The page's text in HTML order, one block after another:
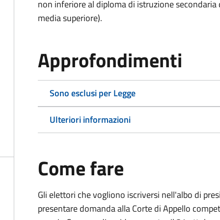
non inferiore al diploma di istruzione
media superiore).
Approfondimenti
Sono esclusi per Legge
Ulteriori informazioni
Come fare
Gli elettori che vogliono iscriversi nell'albo di
presentare domanda alla Corte di Appello